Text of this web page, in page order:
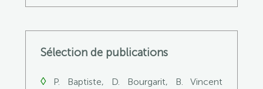
Sélection de publications
◊ P. Baptiste, D. Bourgarit, B.
Vincent